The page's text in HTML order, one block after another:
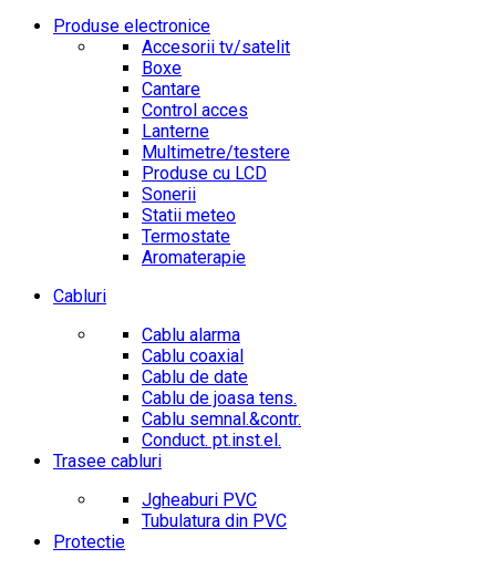
Produse electronice
Accesorii tv/satelit
Boxe
Cantare
Control acces
Lanterne
Multimetre/testere
Produse cu LCD
Sonerii
Statii meteo
Termostate
Aromaterapie
Cabluri
Cablu alarma
Cablu coaxial
Cablu de date
Cablu de joasa tens.
Cablu semnal.&contr.
Conduct. pt.inst.el.
Trasee cabluri
Jgheaburi PVC
Tubulatura din PVC
Protectie